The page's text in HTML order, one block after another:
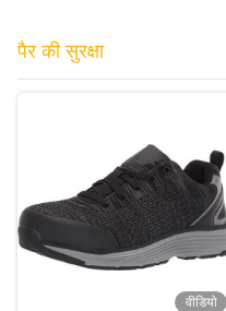
पैर की सुरक्षा
वीडियो